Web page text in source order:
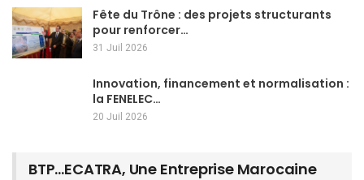
Fête du Trône : des projets structurants
pour renforcer…
31 Juil 2026
Innovation, financement et normalisation :
la FENELEC…
20 Juil 2026
BTP…ECATRA, Une Entreprise Marocaine